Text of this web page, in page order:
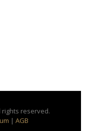
rights reserved.
| AGB